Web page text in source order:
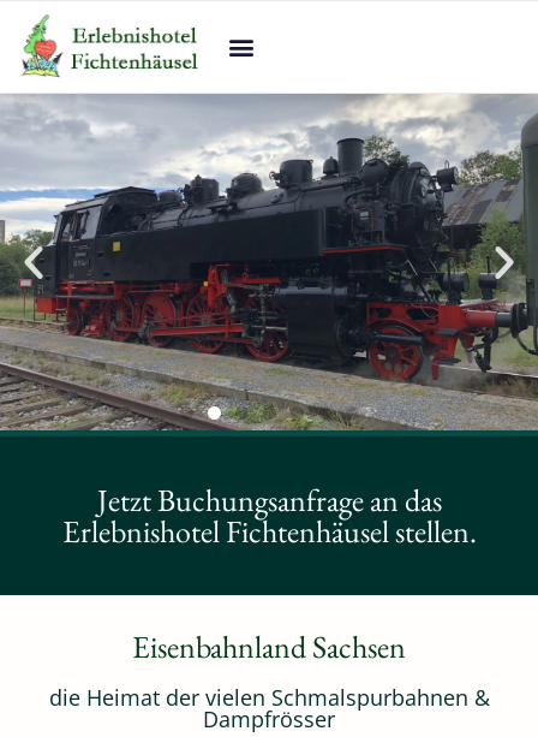
Inhalt
springen
Jetzt Buchungsanfrage an das
Erlebnishotel Fichtenhäusel stellen.
Eisenbahnland Sachsen
die Heimat der vielen Schmalspurbahnen &
Dampfrösser